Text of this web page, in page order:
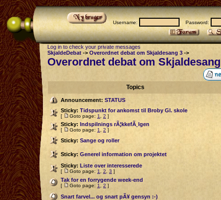
Username: Password:
Log in to check your private messages
SkjaldeDebat -> Overordnet debat om Skjaldesang 3 ->
Overordnet debat om
Topics
Announcement: STATUS
Sticky: Tidspunkt for ankomst til Broby Gl. skole
[ Goto page: 1 2 ]
Sticky: Indspilnings rÃ¦kkefÃ¸lgen
[ Goto page: 1 2 ]
Sticky: Sange og roller
Sticky: Generel information om projektet
Sticky: Liste over interesserede
[ Goto page: 1 2 3 ]
Tak for en forrygende week-end
[ Goto page: 1 2 ]
Snart farvel... og snart pÃ¥ gensyn :-)